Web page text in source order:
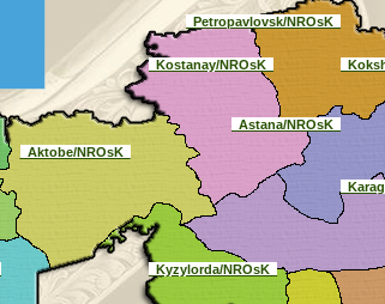
_Petropavlovsk/NROsK_
_Kostanay/NROsK_
_Aktobe/NROsK_
_Astana/NROsK_
_Kyzylorda/NROsK_